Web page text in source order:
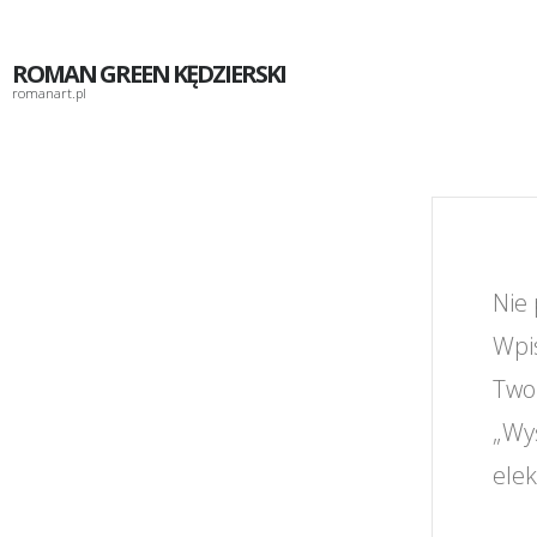
ROMAN GREEN KĘDZIERSKI
romanart.pl
Nie